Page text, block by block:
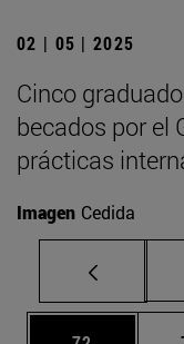
02 | 05 | 2025
Cinco
becados por el
prácticas
Imagen Cedida